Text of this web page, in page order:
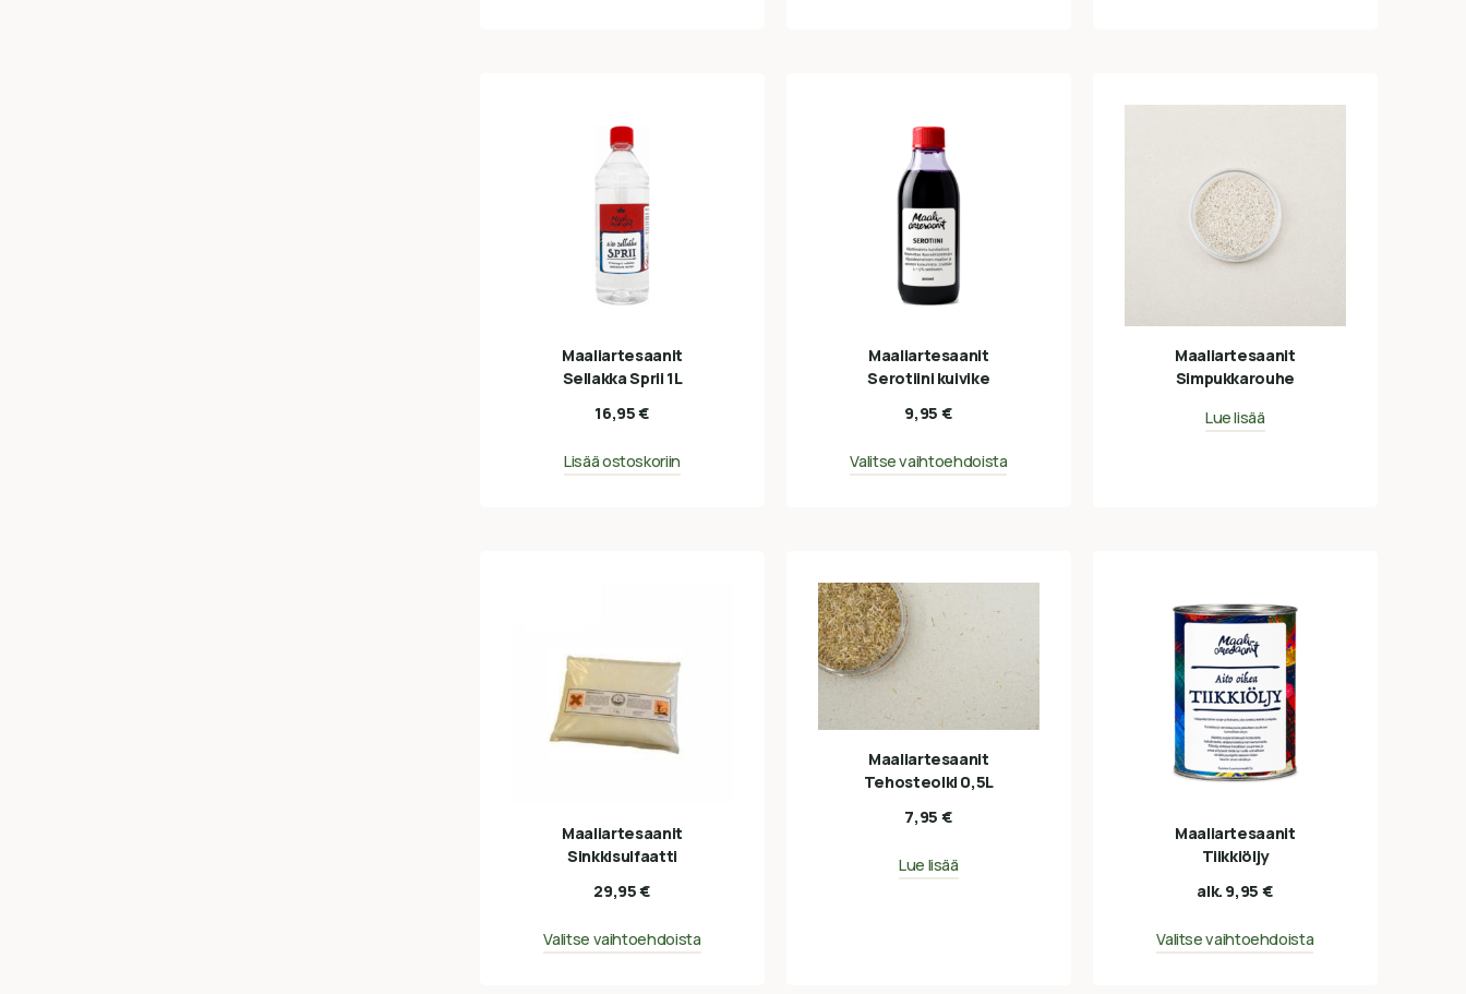
Maaliartesaanit
Sellakka Sprii 1L
16,95€
Lisää ostoskoriin
Maaliartesaanit
Serotiini kuivike
9,95 €
Valitse vaihtoehdoista
Maaliartesaanit
Simpukkarouhe
Lue lisää
Maaliartesaanit
Sinkkisulfaatti
29,95€
Valitse vaihtoehdoista
Maaliartesaanit
Tehosteolki 0,5L
7,95 €
Lue lisää
Maaliartesaanit
Tiikkiöljy
alk. 9,95 €
Valitse vaihtoehdoista